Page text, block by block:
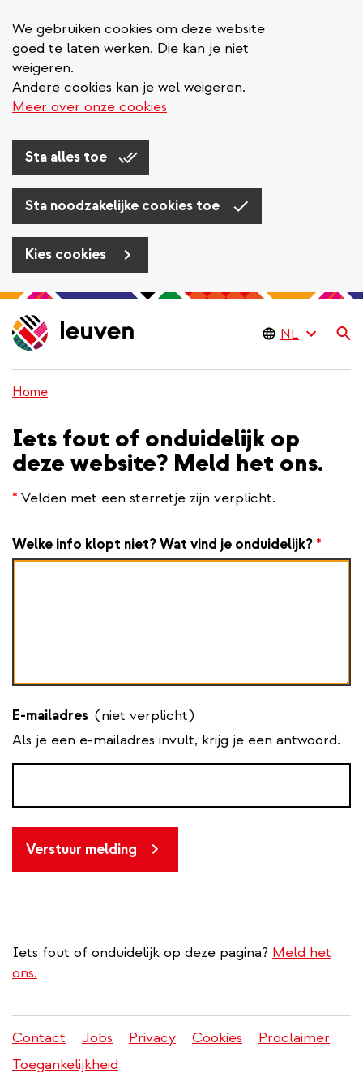
We gebruiken cookies om deze website
goed te laten werken. Die kan je niet
weigeren.
Andere cookies kan je wel weigeren.
Meer over onze cookies
Sta alles toe
Sta noodzakelijke cookies toe
Kies cookies
Overslaan
en
naar
gaan
Home
Iets fout of onduidelijk op
deze website? Meld het ons.
* Velden met een sterretje zijn verplicht.
Welke info klopt niet? Wat vind je onduidelijk? *
E-mailadres (niet verplicht)
Als je een e-mailadres invult, krijg je een antwoord.
Verstuur melding
Iets fout of onduidelijk op deze pagina? Meld het
ons.
Juridisch
menu
Contact Jobs Privacy Cookies
Proclaimer
Toegankelijkheid